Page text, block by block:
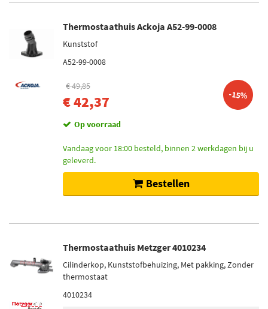
Thermostaathuis Ackoja A52-99-0008
Kunststof
A52-99-0008
€ 49,85
€ 42,37 -15%
Op voorraad
Vandaag voor 18:00 besteld, binnen 2 werkdagen bij u
geleverd.
Bestellen
Thermostaathuis Metzger 4010234
Cilinderkop, Kunststofbehuizing, Met pakking, Zonder
thermostaat
4010234